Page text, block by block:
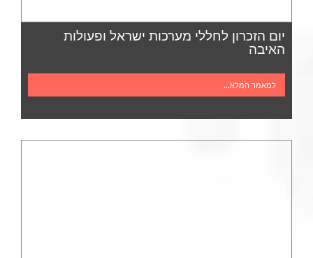
יום הזכרון לחללי מערכות ישראל ופעולות
האיבה
למאמר המלא...